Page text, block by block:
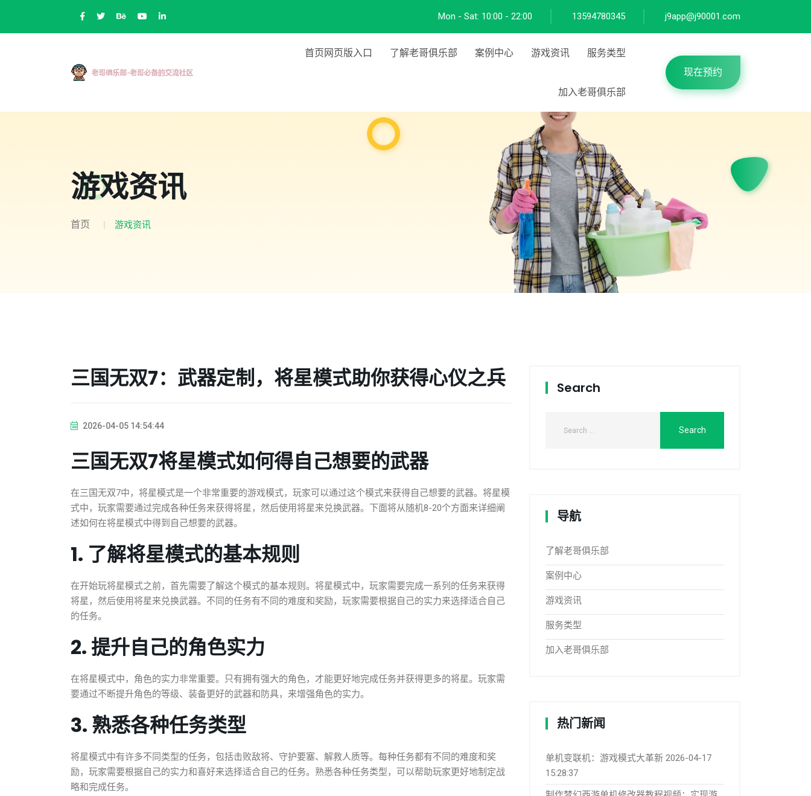
Mon - Sat: 10:00 - 22:00 13594780345 j9app@j90001.com
首页网页版入口 了解老哥俱乐部 案例中心 游戏资讯 服务类型
加入老哥俱乐部
现在预约
游戏资讯
首页 游戏资讯
三国无双7：武器定制，将星模式助你获得心仪之兵
2026-04-05 14:54:44
三国无双7将星模式如何得自己想要的武器
在三国无双7中，将星模式是一个非常重要的游戏模式，玩家可以通过这个模式来获得自己想要的武器。将星模
式中，玩家需要通过完成各种任务来获得将星，然后使用将星来兑换武器。下面将从随机8-20个方面来详细阐
述如何在将星模式中得到自己想要的武器。
1. 了解将星模式的基本规则
在开始玩将星模式之前，首先需要了解这个模式的基本规则。将星模式中，玩家需要完成一系列的任务来获得
将星，然后使用将星来兑换武器。不同的任务有不同的难度和奖励，玩家需要根据自己的实力来选择适合自己
的任务。
2. 提升自己的角色实力
在将星模式中，角色的实力非常重要。只有拥有强大的角色，才能更好地完成任务并获得更多的将星。玩家需
要通过不断提升角色的等级、装备更好的武器和防具，来增强角色的实力。
3. 熟悉各种任务类型
将星模式中有许多不同类型的任务，包括击败敌将、守护要塞、解救人质等。每种任务都有不同的难度和奖
励，玩家需要根据自己的实力和喜好来选择适合自己的任务。熟悉各种任务类型，可以帮助玩家更好地制定战
略和完成任务。
Search
导航
了解老哥俱乐部
案例中心
游戏资讯
服务类型
加入老哥俱乐部
热门新闻
单机变联机：游戏模式大革新 2026-04-17
15:28:37